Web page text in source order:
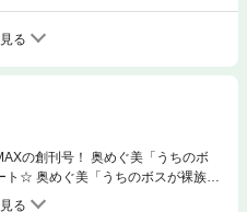
る
の創刊号！ 奥めぐ美「うちのボ
☆ 奥めぐ美「うちのボスが裸族で
でした 冬森雪湖「ラブ・ランジェ